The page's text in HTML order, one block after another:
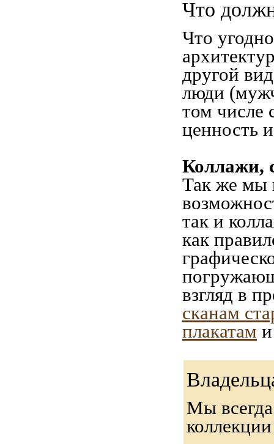
Что
Что
другой
люди
том числе
ценность
Коллажи,
Так же мы
так и
как
взгляд в
сканам
плакатам
Мы